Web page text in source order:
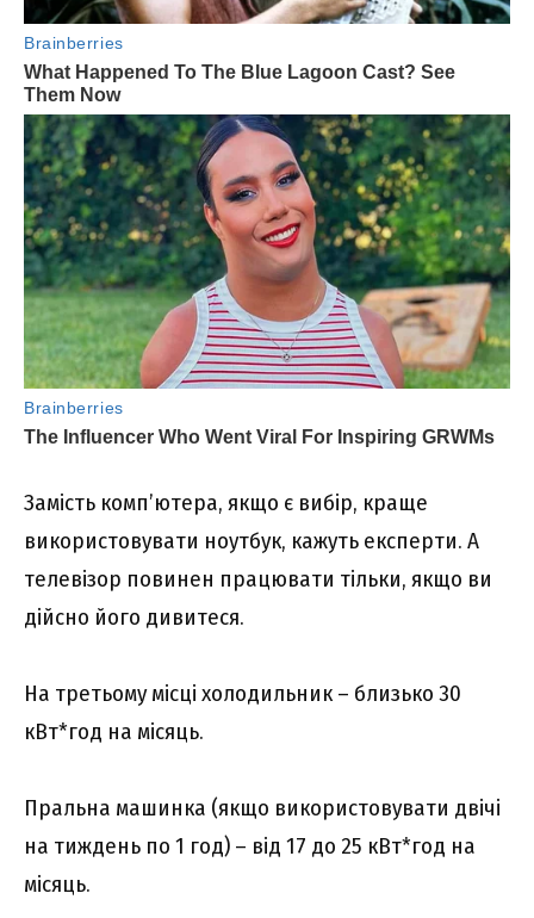
Замість комп’ютера, якщо є вибір, краще
використовувати ноутбук, кажуть експерти. А
телевізор повинен працювати тільки, якщо ви
дійсно його дивитеся.
На третьому місці холодильник – близько 30
кВт*год на місяць.
Пральна машинка (якщо використовувати двічі
на тиждень по 1 год) – від 17 до 25 кВт*год на
місяць.